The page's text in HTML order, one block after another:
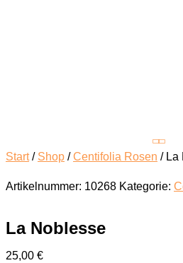
Start/ Shop /Centifolia Rosen / La
Artikelnummer: 10268 Kategorie:
La Noblesse
25,00 €